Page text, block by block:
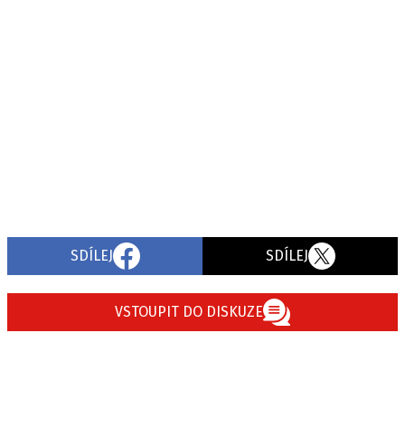
SDÍLEJ SDÍLEJ
VSTOUPIT DO DISKUZE